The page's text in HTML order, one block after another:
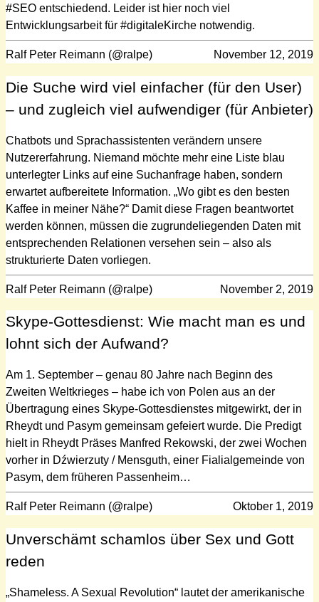
#SEO entschiedend. Leider ist hier noch viel
Entwicklungsarbeit für #digitaleKirche notwendig.
Ralf Peter Reimann (@ralpe) November 12, 2019
Die Suche wird viel einfacher (für den User)
– und zugleich viel aufwendiger (für Anbieter)
Chatbots und Sprachassistenten verändern unsere
Nutzererfahrung. Niemand möchte mehr eine Liste blau
unterlegter Links auf eine Suchanfrage haben, sondern
erwartet aufbereitete Information. „Wo gibt es den besten
Kaffee in meiner Nähe?“ Damit diese Fragen beantwortet
werden können, müssen die zugrundeliegenden Daten mit
entsprechenden Relationen versehen sein – also als
strukturierte Daten vorliegen.
Ralf Peter Reimann (@ralpe) November 2, 2019
Skype-Gottesdienst: Wie macht man es und
lohnt sich der Aufwand?
Am 1. September – genau 80 Jahre nach Beginn des
Zweiten Weltkrieges – habe ich von Polen aus an der
Übertragung eines Skype-Gottesdienstes mitgewirkt, der in
Rheydt und Pasym gemeinsam gefeiert wurde. Die Predigt
hielt in Rheydt Präses Manfred Rekowski, der zwei Wochen
vorher in Dźwierzuty / Mensguth, einer Fialialgemeinde von
Pasym, dem früheren Passenheim…
Ralf Peter Reimann (@ralpe) Oktober 1, 2019
Unverschämt schamlos über Sex und Gott
reden
„Shameless. A Sexual Revolution“ lautet der amerikanische